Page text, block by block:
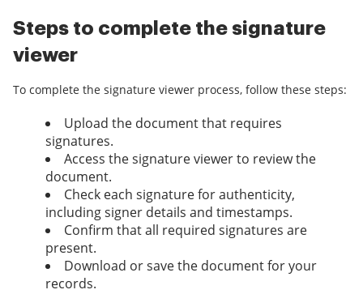
Steps to complete the signature
viewer
To complete the signature viewer process, follow these steps:
Upload the document that requires
signatures.
Access the signature viewer to review the
document.
Check each signature for authenticity,
including signer details and timestamps.
Confirm that all required signatures are
present.
Download or save the document for your
records.